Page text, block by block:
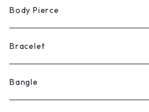
Body Pierce
Bracelet
Bangle